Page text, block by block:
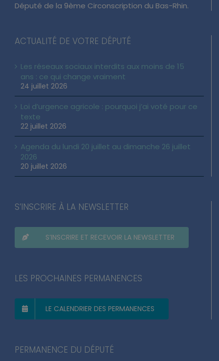
Site officiel de Vincent THIÉBAUT
Les réseaux sociaux interdits aux moins de 15
ans : ce qui change vraiment
24 juillet 2026
Loi d’urgence agricole : pourquoi j’ai voté pour ce
texte
22 juillet 2026
Agenda du lundi 20 juillet au dimanche 26 juillet
2026
20 juillet 2026
S’INSCRIRE ET RECEVOIR LA NEWSLETTER
LE CALENDRIER DES PERMANENCES